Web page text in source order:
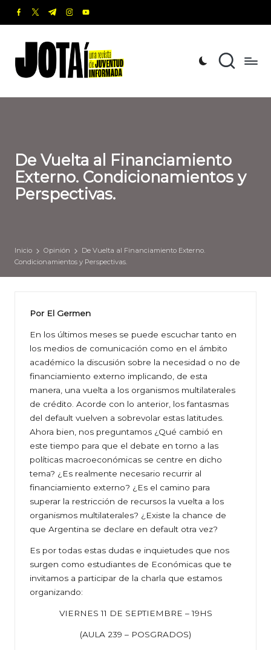
Saltar
contenido
facebook.com
twitter.com
t.me instagram.com
youtube.com
o
t
revista
de
Informada
De Vuelta al Financiamiento
Externo. Condicionamientos y
Perspectivas.
Inicio Opinión
De Vuelta al Financiamiento Externo.
Condicionamientos y Perspectivas.
Por El Germen
En los últimos meses se puede escuchar tanto en
los medios de comunicación como en el ámbito
académico la discusión sobre la necesidad o no de
financiamiento externo implicando, de esta
manera, una vuelta a los organismos multilaterales
de crédito. Acorde con lo anterior, los fantasmas
del default vuelven a sobrevolar estas latitudes.
Ahora bien, nos preguntamos ¿Qué cambió en
este tiempo para que el debate en torno a las
políticas macroeconómicas se centre en dicho
tema? ¿Es realmente necesario recurrir al
financiamiento externo? ¿Es el camino para
superar la restricción de recursos la vuelta a los
organismos multilaterales? ¿Existe la chance de
que Argentina se declare en default otra vez?
Es por todas estas dudas e inquietudes que nos
surgen como estudiantes de Económicas que te
invitamos a participar de la charla que estamos
organizando:
VIERNES 11 DE SEPTIEMBRE – 19HS
(AULA 239 – POSGRADOS)